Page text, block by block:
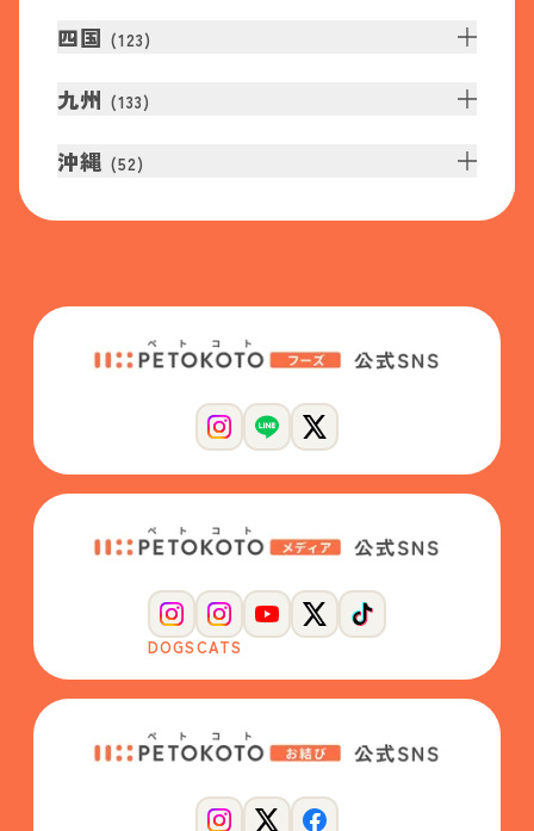
四国 (123)
九州 (133)
沖縄 (52)
DOGSCATS